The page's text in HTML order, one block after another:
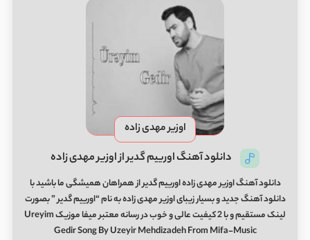
اوزیر مهدی زاده
دانلود آهنگ اورییم گدیر از اوزیر مهدی زاده
دانلود آهنگ اوزیر مهدی زاده اورییم گدیر از همراهان همیشگی ما باشید با
دانلود آهنگ جدید و بسیار زیبای اوزیر مهدی زاده به نام “اورییم گدیر ” بصورت
لینک مستقیم و با 2 کیفیت عالی و خوب در رسانه معتبر میفا موزیک Ureyim
Gedir Song By Uzeyir Mehdizadeh From Mifa-Music